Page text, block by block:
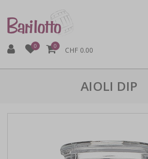
0 0 CHF 0.00
AIOLI DIP